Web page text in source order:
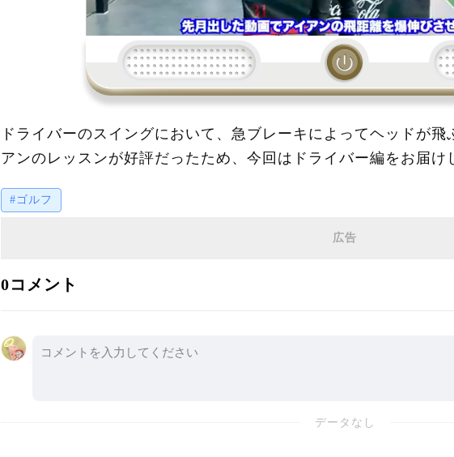
ドライバーのスイングにおいて、急ブレーキによってヘッドが
アンのレッスンが好評だったため、今回はドライバー編をお届
トで当てるクラブではなく、股関節、腹筋、お尻を使って爆発的
ライバーはボールの右に頭を置く「ビハインドザボール」の形を
ができます。また、ドライバーの加速を最大化するためには、下
#ゴルフ
広告
0コメント
データなし